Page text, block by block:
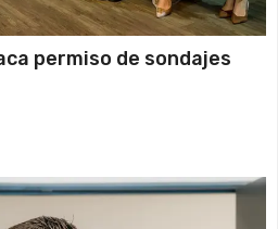
permiso de sondajes